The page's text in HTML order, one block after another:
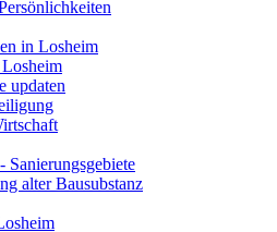
in Losheim
updaten
Sanierungsgebiete
alter Bausubstanz